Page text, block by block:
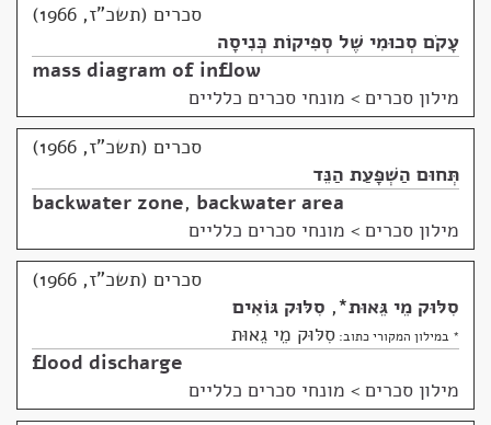
סכרים (תשכ"ז, 1966)
עָקֹם סְכוּמִי שֶׁל סְפִיקוֹת כְּנִיסָה
mass diagram of inflow
מילון סכרים > מונחי סכרים כלליים
סכרים (תשכ"ז, 1966)
תְּחוּם הַשְׁפָּעַת הַנֵּד
backwater zone, backwater area
מילון סכרים > מונחי סכרים כלליים
סכרים (תשכ"ז, 1966)
סִלּוּק מֵי גֵּאוּת*
, סִלּוּק גּוֹאִים
* במילון המקורי כתוב: סִלּוּק מֵי גֵאוּת
flood discharge
מילון סכרים > מונחי סכרים כלליים